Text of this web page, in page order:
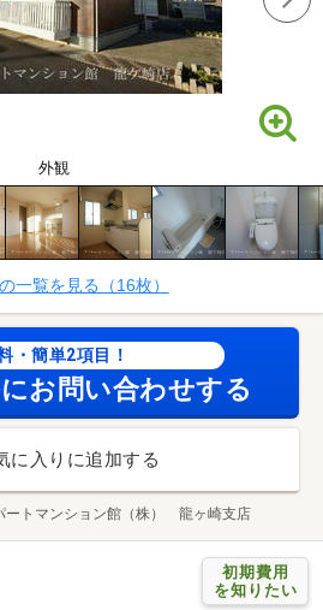
外観
一覧を見る（16枚）
・簡単2項目！
お問い合わせする
に入りに追加する
ートマンション館（株） 龍ヶ崎支店
初期費用
を知りたい